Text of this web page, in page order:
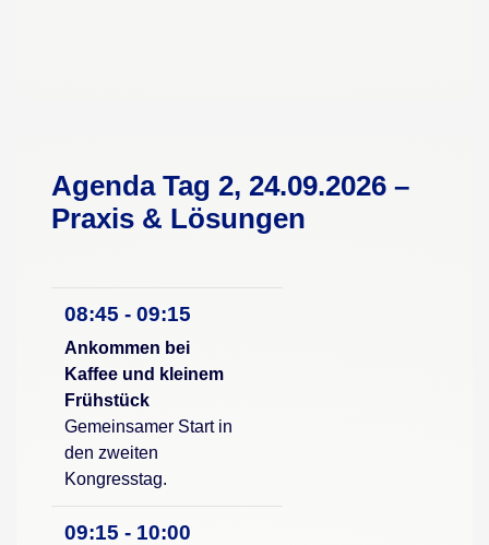
Agenda Tag 2, 24.09.2026 –
Praxis & Lösungen
08:45 - 09:15
Ankommen bei
Kaffee und kleinem
Frühstück
Gemeinsamer Start in
den zweiten
Kongresstag.
09:15 - 10:00